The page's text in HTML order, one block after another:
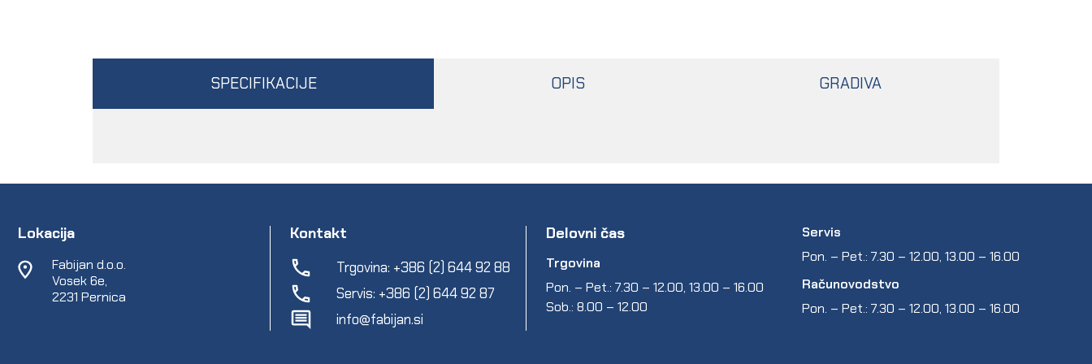
SPECIFIKACIJE OPIS GRADIVA
Lokacija
Fabijan d.o.o.
Vosek 6e,
2231 Pernica
Kontakt
Trgovina: +386 (2) 644 92 88
Servis: +386 (2) 644 92 87
info@fabijan.si
Delovni čas
Trgovina
Pon. – Pet.: 7.30 – 12.00, 13.00 – 16.00
Sob.: 8.00 – 12.00
Servis
Pon. – Pet.: 7.30 – 12.00, 13.00 – 16.00
Računovodstvo
Pon. – Pet.: 7.30 – 12.00, 13.00 – 16.00